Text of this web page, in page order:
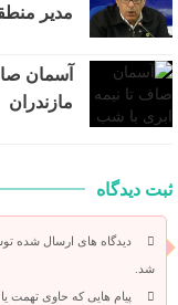
مدیر
آسمان
مازندران
ثبت دیدگاه
دیدگاه های ارسال شده
شد.
پیام هایی که حاوی تهمت